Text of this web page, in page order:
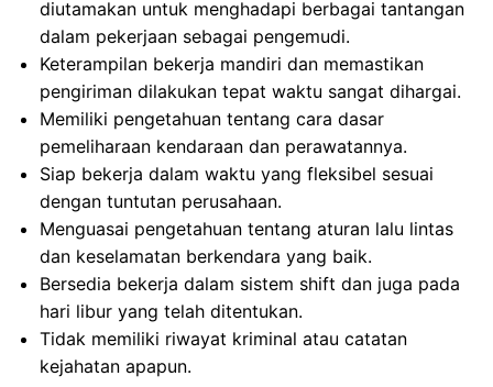
diutamakan untuk menghadapi berbagai tantangan
dalam pekerjaan sebagai pengemudi.
Keterampilan bekerja mandiri dan memastikan
pengiriman dilakukan tepat waktu sangat dihargai.
Memiliki pengetahuan tentang cara dasar
pemeliharaan kendaraan dan perawatannya.
Siap bekerja dalam waktu yang fleksibel sesuai
dengan tuntutan perusahaan.
Menguasai pengetahuan tentang aturan lalu lintas
dan keselamatan berkendara yang baik.
Bersedia bekerja dalam sistem shift dan juga pada
hari libur yang telah ditentukan.
Tidak memiliki riwayat kriminal atau catatan
kejahatan apapun.